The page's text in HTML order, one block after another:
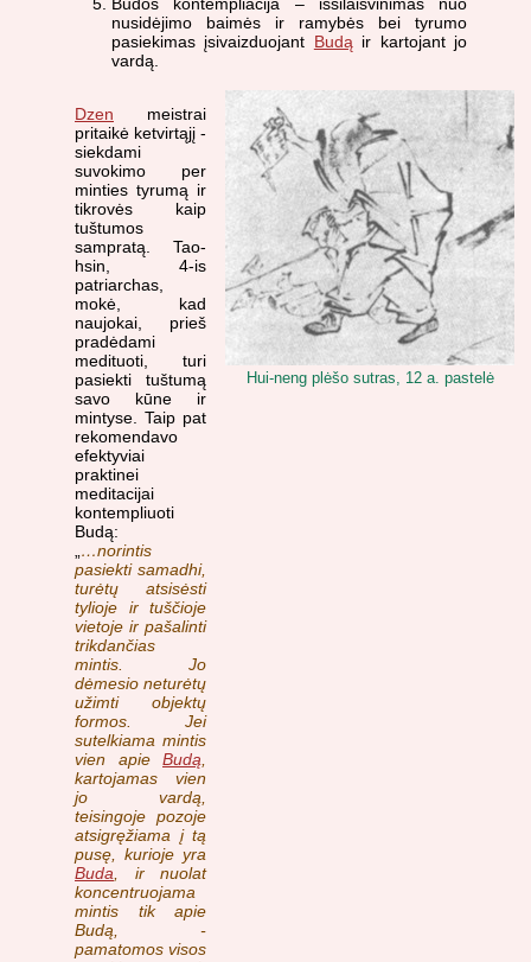
nusidėjimo baimės ir ramybės bei tyrumo
pasiekimas įsivaizduojant Budą ir kartojant jo
vardą.
Dzen meistrai
pritaikė ketvirtąjį -
siekdami
suvokimo per
minties tyrumą ir
tikrovės kaip
tuštumos
sampratą. Tao-
hsin, 4-is
patriarchas,
mokė, kad
naujokai, prieš
pradėdami
medituoti, turi
pasiekti tuštumą
savo kūne ir
mintyse. Taip pat
rekomendavo
efektyviai
praktinei
meditacijai
kontempliuoti
Budą:
…norintis
pasiekti samadhi,
turėtų atsisėsti
tylioje ir tuščioje
vietoje ir pašalinti
trikdančias
mintis. Jo
dėmesio neturėtų
užimti objektų
formos. Jei
sutelkiama mintis
vien apie Budą
kartojamas vien
jo vardą,
teisingoje pozoje
atsigręžiama į tą
pusę, kurioje yra
Buda , ir nuolat
koncentruojama
mintis tik apie
Budą, -
pamatomos visos
Hui-neng plėšo sutras, 12 a. pastelė